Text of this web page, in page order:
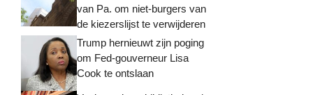
van Pa. om niet-burgers van
de kiezerslijst te verwijderen
Trump hernieuwt zijn poging
om Fed-gouverneur Lisa
Cook te ontslaan